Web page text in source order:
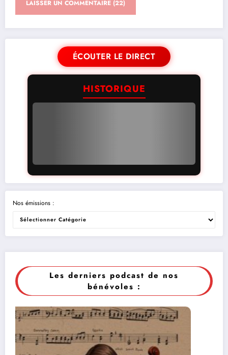
ÉCOUTER LE DIRECT
HISTORIQUE
Nos émissions :
Les derniers podcast de nos
bénévoles :